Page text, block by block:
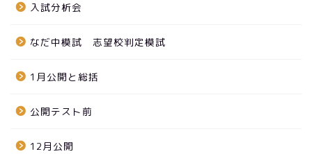
入試分析会
なだ中模試 志望校判定模試
1月公開と総括
公開テスト前
12月公開